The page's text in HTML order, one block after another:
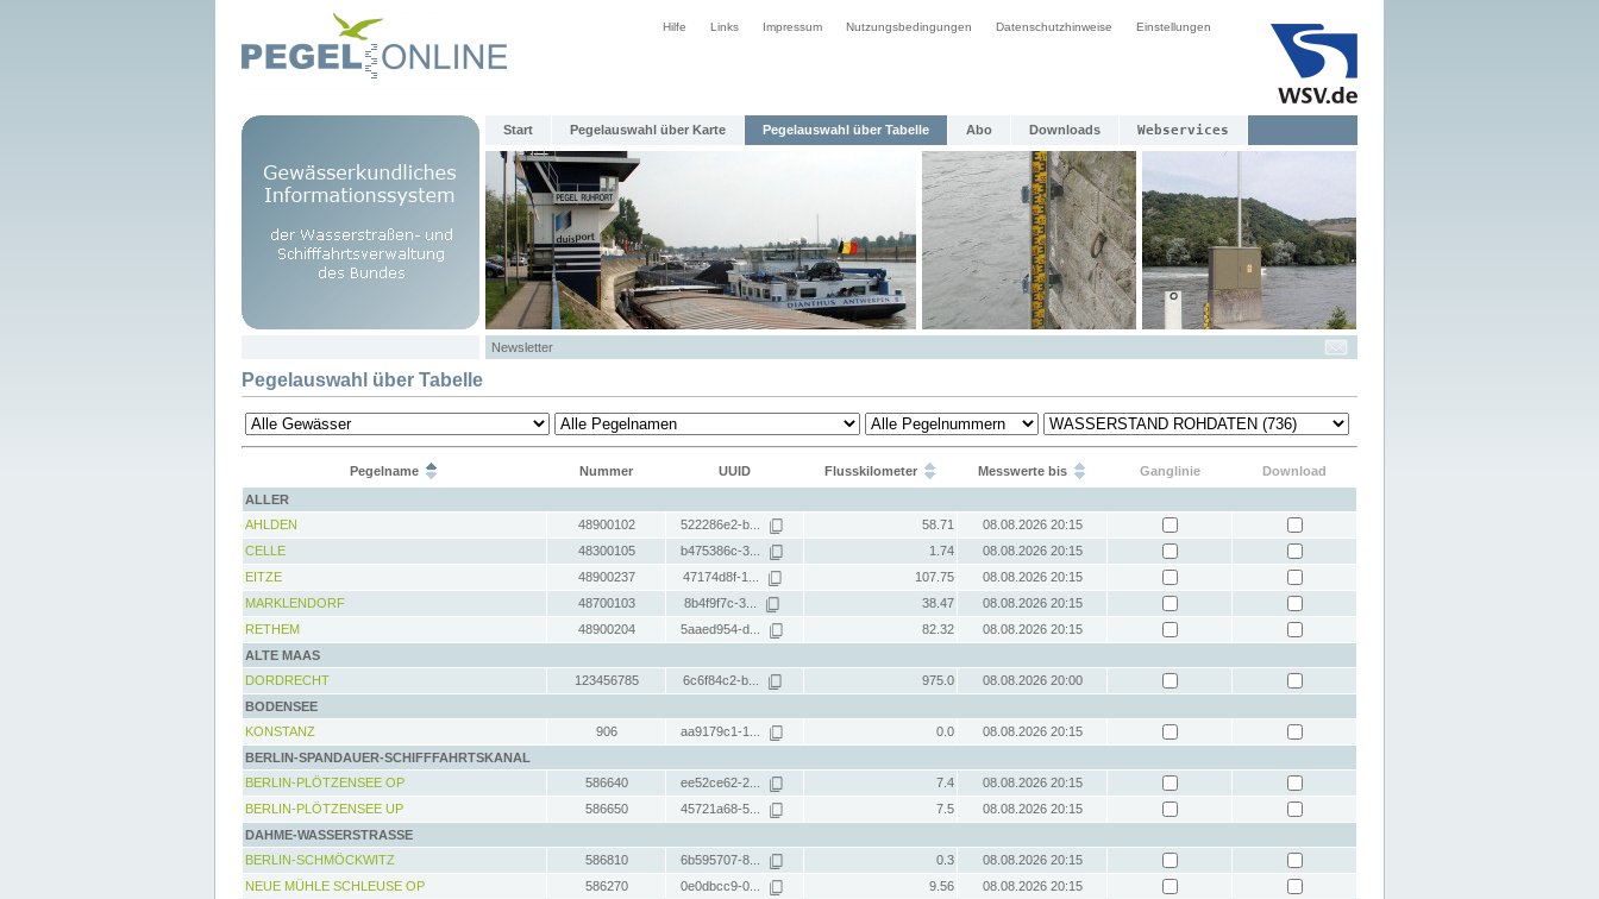
Hilfe Links Impressum Nutzungsbedingungen Datenschutzhinweise Einstellungen
Start Pegelauswahl über Karte Pegelauswahl über Tabelle Abo Downloads Webservices
Newsletter
Pegelauswahl über Tabelle
Pegelname Nummer UUID Flusskilometer Messwerte bis Ganglinie
Download
ALLER
AHLDEN
48900102 522286e2-b... 58.71
08.08.2026 20:15
CELLE
48300105 b475386c-3... 1.74
08.08.2026 20:15
EITZE
48900237 47174d8f-1... 107.75
08.08.2026 20:15
MARKLENDORF
48700103 8b4f9f7c-3... 38.47
08.08.2026 20:15
RETHEM
48900204 5aaed954-d... 82.32
08.08.2026 20:15
ALTE MAAS
DORDRECHT
123456785 6c6f84c2-b... 975.0
08.08.2026 20:00
BODENSEE
KONSTANZ
906 aa9179c1-1... 0.0
08.08.2026 20:15
BERLIN-SPANDAUER-SCHIFFFAHRTSKANAL
BERLIN-PLÖTZENSEE OP
586640 ee52ce62-2... 7.4
08.08.2026 20:15
BERLIN-PLÖTZENSEE UP
586650 45721a68-5... 7.5
08.08.2026 20:15
DAHME-WASSERSTRASSE
BERLIN-SCHMÖCKWITZ
586810 6b595707-8... 0.3
08.08.2026 20:15
NEUE MÜHLE SCHLEUSE OP
586270 0e0dbcc9-0... 9.56
08.08.2026 20:15